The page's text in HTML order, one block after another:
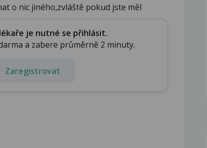
o nic jiného,zvláště pokud jste měl
je nutné se přihlásit.
a zabere průměrně 2 minuty.
Zaregistrovat